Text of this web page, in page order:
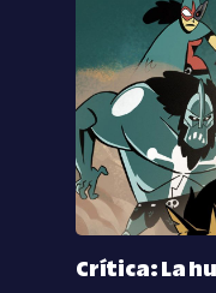
Crítica: La